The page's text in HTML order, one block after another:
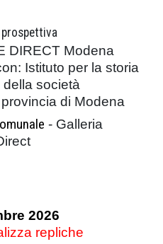
prospettiva
DIRECT Modena
Istituto per la storia
società
di Modena
- Galleria
2026
repliche